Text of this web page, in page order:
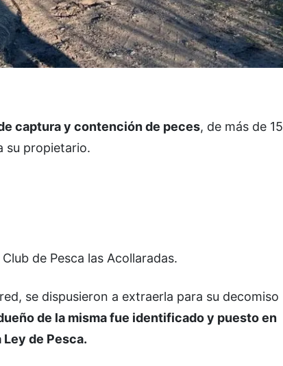
captura y contención de peces, de más de 15
su propietario.
de Pesca las Acollaradas.
se dispusieron a extraerla para su decomiso
de la misma fue identificado y puesto en
de Pesca.